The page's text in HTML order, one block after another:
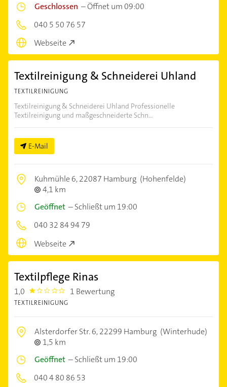
Geschlossen –Öffnet um 09:00
040 5 50 76 57
Webseite
Textilreinigung & Schneiderei Uhland
TEXTILREINIGUNG
Textilreinigung & Schneiderei Uhland Professionelle
Textilreinigung und maßgeschneiderte Schn...
E-Mail
Kuhmühle 6,22087 Hamburg (Hohenfelde)
4,1 km
Geöffnet –Schließt um 19:00
040 32 84 94 79
Webseite
Textilpflege Rinas
1,0 1.0 1 Bewertung
TEXTILREINIGUNG
Alsterdorfer Str. 6,22299 Hamburg (Winterhude)
1,5 km
Geöffnet –Schließt um 19:00
040 4 80 86 53